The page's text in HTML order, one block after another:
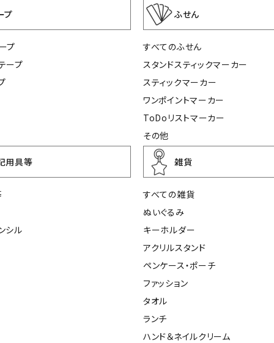
プ
プ
ープ
ふせん
すべてのふせん
スタンドスティックマーカー
スティックマーカー
ワンポイントマーカー
ToDoリストマーカー
その他
用具等
シル
雑貨
すべての雑貨
ぬいぐるみ
キーホルダー
アクリルスタンド
ペンケース・ポーチ
ファッション
タオル
ランチ
ハンド＆ネイルクリーム